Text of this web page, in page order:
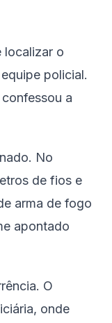
localizar o
policial.
a
No
de fios e
arma de fogo
apontado
O
onde